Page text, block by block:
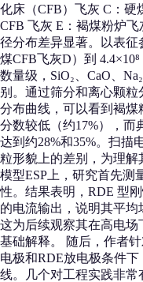
化床（CFB）飞灰 C：硬
CFB 飞灰 E：褐煤粉炉
径分布差异显著。以表征
煤CFB飞灰D）到
数量级，SiO₂、CaO、
别。通过筛分和离心颗粒
分布曲线，可以看到褐煤
分数较低（约17%），而
达到约28%和35%。扫描
粒形貌上的差别，为理
模型ESP上，研究首先测
性。结果表明，RDE 型
的电流输出，说明其平均
这为后续观察其在高电场
基础解释。 随后，作者
电极和RDE放电极条件
线。几个对工程实践非常